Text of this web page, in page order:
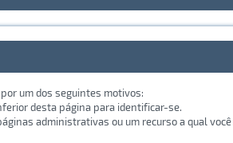
um dos seguintes motivos:
desta página para identificar-se.
administrativas ou um recurso a qual